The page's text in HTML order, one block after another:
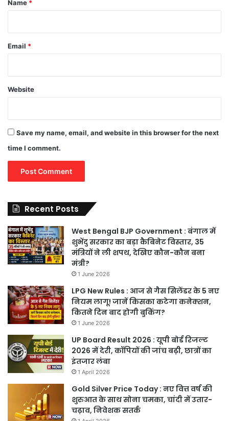
Name *
Email *
Website
Save my name, email, and website in this browser for the next
time I comment.
Recent Posts
West Bengal BJP Government : बंगाल में
शुभेंदु सरकार का बड़ा कैबिनेट विस्तार, 35
मंत्रियों ने ली शपथ, देखिए कौन-कौन बना
मंत्री?
1 June 2026
LPG New Rules : आज से गैस सिलेंडर के 5 नए
नियम लागू! जानें किसका कटेगा कनेक्शन,
कितने दिन बाद होगी बुकिंग?
1 June 2026
UP Board Result 2026 : यूपी बोर्ड रिजल्ट
2026 में देरी, कॉपियों की जांच बढ़ी, छात्रों का
इंतजार लंबा
1 April 2026
Gold Silver Price Today : नए वित्त वर्ष की
शुरुआत के साथ सोना चमका, चांदी में उतार-
चढ़ाव, निवेशक सतर्क